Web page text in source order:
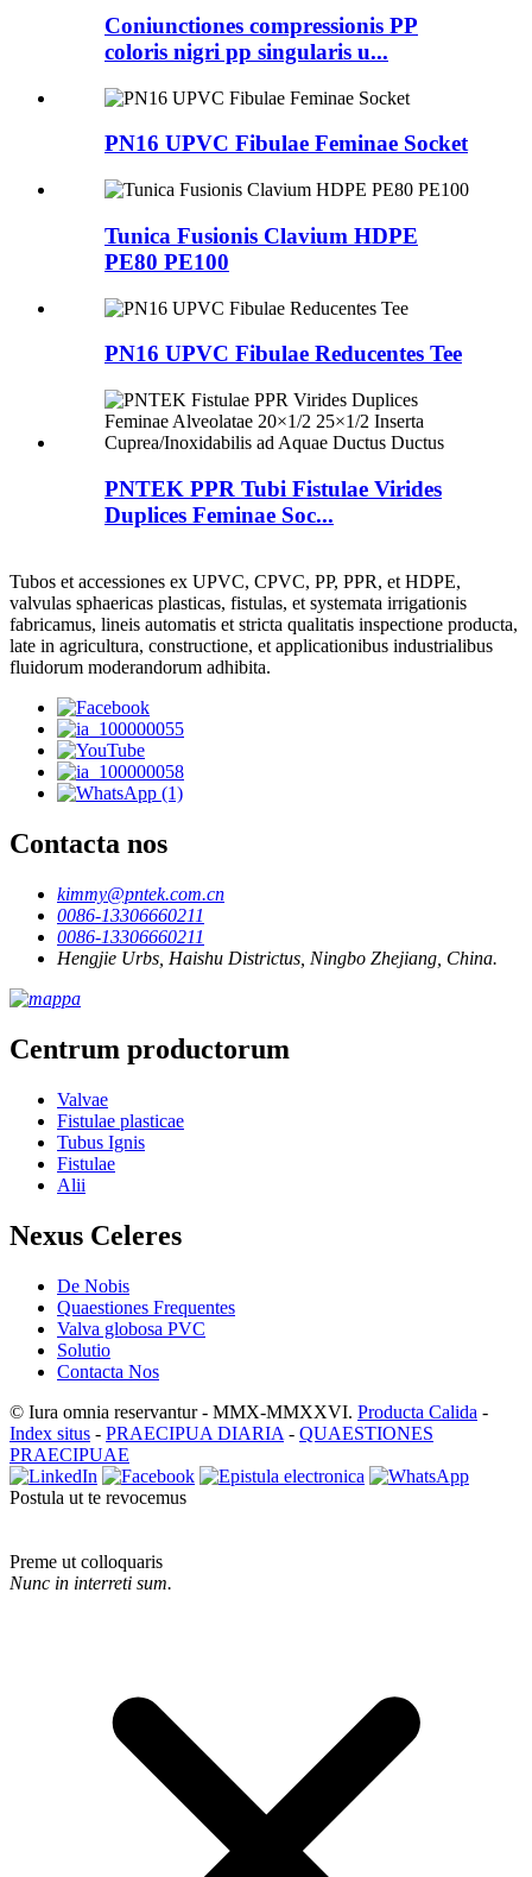
Coniunctiones compressionis PP
coloris nigri pp singularis u...
PN16 UPVC Fibulae Feminae Socket
Tunica Fusionis Clavium HDPE
PE80 PE100
PN16 UPVC Fibulae Reducentes Tee
PNTEK PPR Tubi Fistulae Virides
Duplices Feminae Soc...
Tubos et accessiones ex UPVC, CPVC, PP, PPR, et HDPE,
valvulas sphaericas plasticas, fistulas, et systemata irrigationis
fabricamus, lineis automatis et stricta qualitatis inspectione producta,
late in agricultura, constructione, et applicationibus industrialibus
fluidorum moderandorum adhibita.
Contacta nos
kimmy@pntek.com.cn
0086-13306660211
0086-13306660211
Hengjie Urbs, Haishu Districtus, Ningbo Zhejiang, China.
Centrum productorum
Valvae
Fistulae plasticae
Tubus Ignis
Fistulae
Alii
Nexus Celeres
De Nobis
Quaestiones Frequentes
Valva globosa PVC
Solutio
Contacta Nos
© Iura omnia reservantur - MMX-MMXXVI. Producta Calida -
Index situs - PRAECIPUA DIARIA - QUAESTIONES
PRAECIPUAE
Postula ut te revocemus
Preme ut colloquaris
Nunc in interreti sum.